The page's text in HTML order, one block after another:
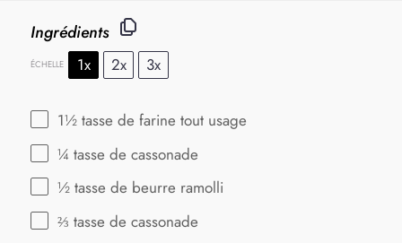
Ingrédients
ÉCHELLE 1x 2x 3x
1½ tasse de farine tout usage
¼ tasse de cassonade
½ tasse de beurre ramolli
⅔ tasse de cassonade